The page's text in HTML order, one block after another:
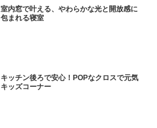
室内窓で叶える、やわらかな光と開放感に
包まれる寝室
キッチン後ろで安心！POPなクロスで元気
キッズコーナー